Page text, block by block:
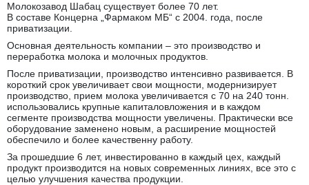
Молокозавод Шабац существует более 70 лет.
В составе Концерна „Фармаком МБ“ с 2004. года, после
приватизации.
Оснoвная деятельность компании – это производство и
переработка молока и молочных продуктов.
После приватизации, производство интенсивно развивается. В
короткий срок увеличивает свои мощности, модернизирует
производство, прием молока увеличивается с 70 на 240 тонн.
использовались крупные капиталовложения и в каждом
сегменте производства мощности увеличены. Практически все
оборудование заменено новым, а расширение мощностей
обеспечило и более качественну работу.
За прошедшие 6 лет, инвестированно в каждый цех, каждый
продукт производится на новых современных линиях, все это с
целью улучшения качества продукции.